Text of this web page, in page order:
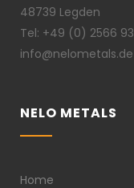
48739 Legden
Tel: +49 (0) 2566
info@nelometals.de
NELO METALS
Home